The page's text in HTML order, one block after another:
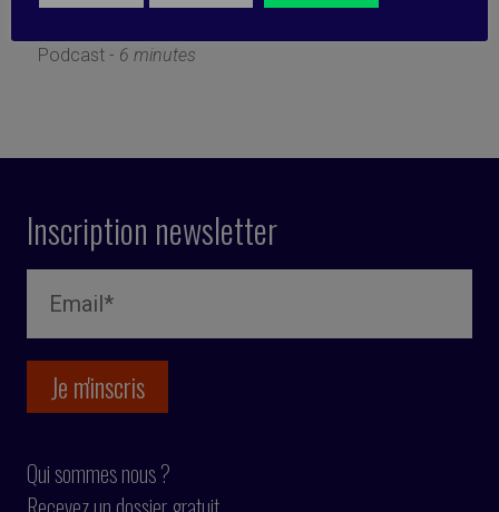
Podcast - 6 minutes
Inscription newsletter
Qui sommes nous ?